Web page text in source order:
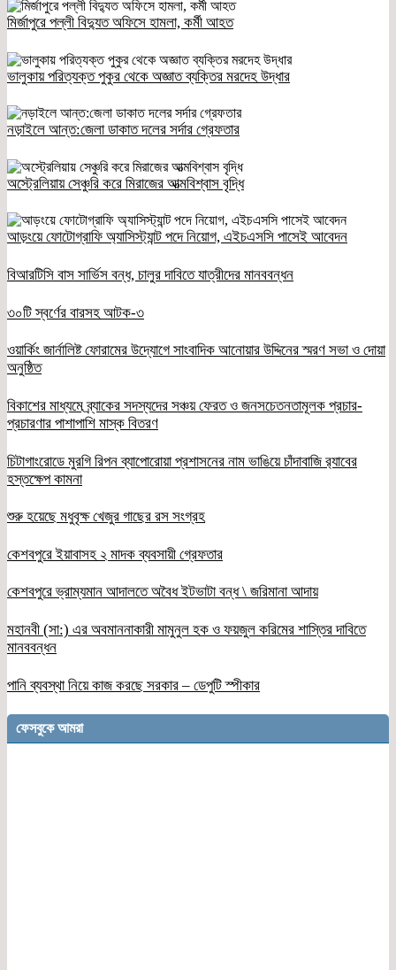
মির্জাপুরে পল্লী বিদ্যুত অফিসে হামলা, কর্মী আহত
ভালুকায় পরিত্যক্ত পুকুর থেকে অজ্ঞাত ব্যক্তির মরদেহ উদ্ধার
নড়াইলে আন্ত:জেলা ডাকাত দলের সর্দার গ্রেফতার
অস্ট্রেলিয়ায় সেঞ্চুরি করে মিরাজের আত্মবিশ্বাস বৃদ্ধি
আড়ংয়ে ফোটোগ্রাফি অ্যাসিস্ট্যান্ট পদে নিয়োগ, এইচএসসি পাসেই আবেদন
বিআরটিসি বাস সার্ভিস বন্ধ, চালুর দাবিতে যাত্রীদের মানববন্ধন
৩০টি স্বর্ণের বারসহ আটক-৩
ওয়ার্কিং জার্নালিষ্ট ফোরামের উদ্যোগে সাংবাদিক আনোয়ার উদ্দিনের স্মরণ সভা ও দোয়া
অনুষ্ঠিত
বিকাশের মাধ্যমে ব্র্যাকের সদস্যদের সঞ্চয় ফেরত ও জনসচেতনতামূলক প্রচার-
প্রচারণার পাশাপাশি মাস্ক বিতরণ
চিটাগাংরোডে মুরগি রিপন ব্যাপোরোয়া প্রশাসনের নাম ভাঙিয়ে চাঁদাবাজি র‌্যাবের
হস্তক্ষেপ কামনা
শুরু হয়েছে মধুবৃক্ষ খেজুর গাছের রস সংগ্রহ
কেশবপুরে ইয়াবাসহ ২ মাদক ব্যবসায়ী গ্রেফতার
কেশবপুরে ভ্রাম্যমান আদালতে অবৈধ ইটভাটা বন্ধ \ জরিমানা আদায়
মহানবী (সা:) এর অবমাননাকারী মামুনুল হক ও ফয়জুল করিমের শাস্তির দাবিতে
মানববন্ধন
পানি ব্যবস্থা নিয়ে কাজ করছে সরকার – ডেপুটি স্পীকার
ফেসবুকে আমরা